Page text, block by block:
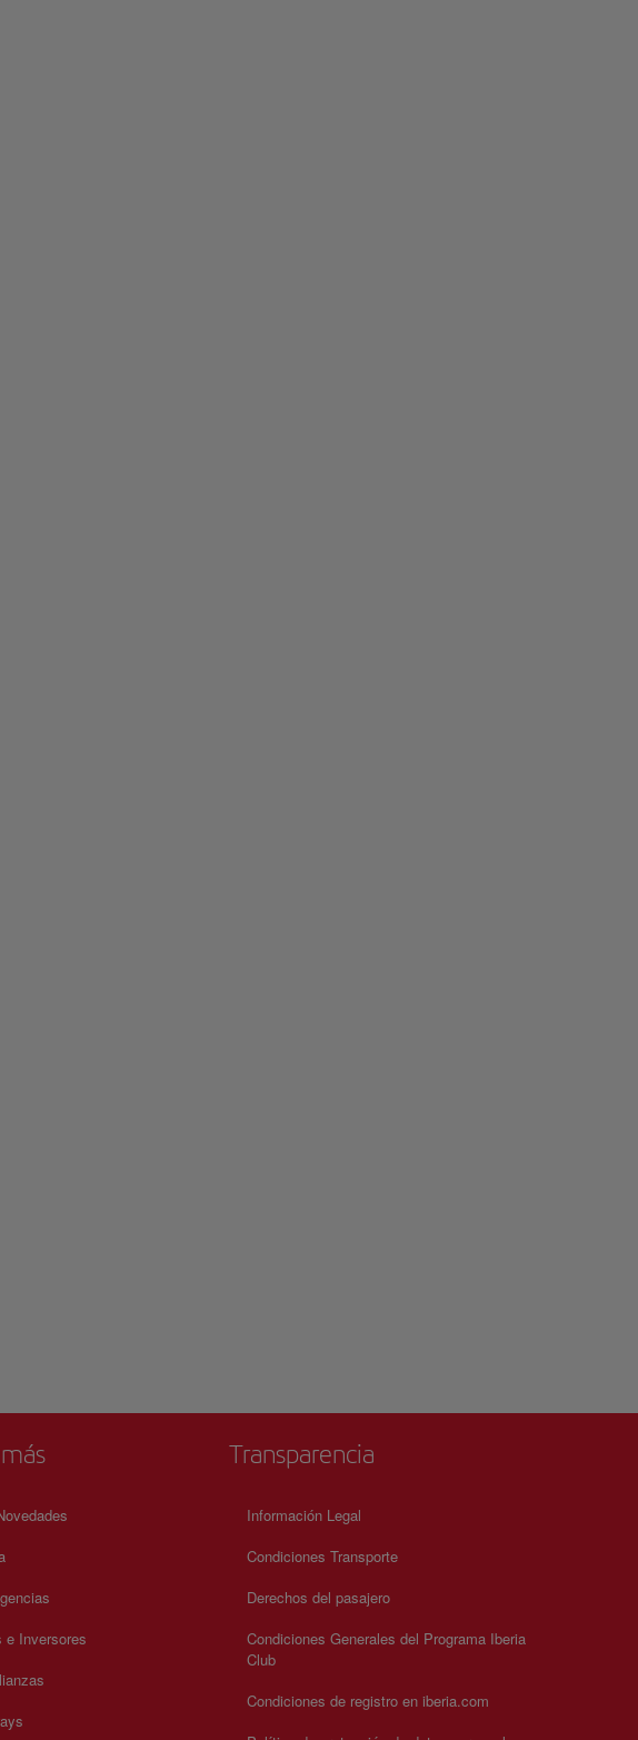
Inversores
Transparencia
Información Legal
Condiciones Transporte
Derechos del pasajero
Condiciones Generales del Programa Iberia
Club
Condiciones de registro en iberia.com